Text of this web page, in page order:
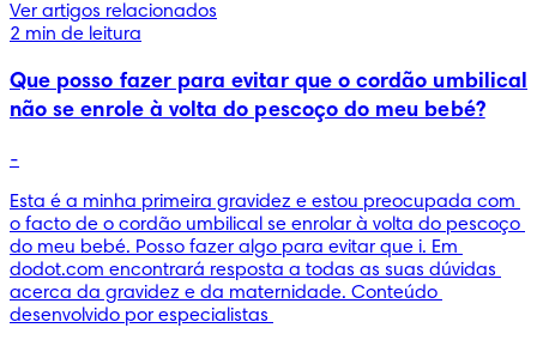
Ver artigos relacionados
2 min de leitura
Que posso fazer para evitar que o cordão umbilical
não se enrole à volta do pescoço do meu bebé?
-
Esta é a minha primeira gravidez e estou preocupada com
o facto de o cordão umbilical se enrolar à volta do pescoço
do meu bebé. Posso fazer algo para evitar que i. Em
dodot.com encontrará resposta a todas as suas dúvidas
acerca da gravidez e da maternidade. Conteúdo
desenvolvido por especialistas